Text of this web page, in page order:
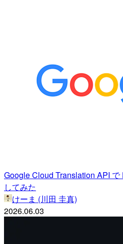
Google Cloud Translation API
してみた
けーま (川田 圭真)
2026.06.03